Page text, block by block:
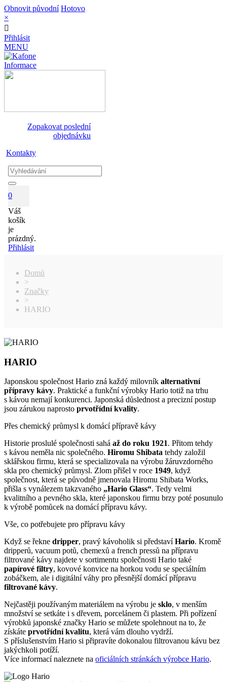
Obnovit původní Hotovo
×
Přihlásit
MENU
Informace
Zopakovat poslední
objednávku
Kontakty
0
Váš
košík
je
prázdný.
Přihlásit
Domů
>
Značky
>
HARIO
HARIO
Japonskou společnost Hario zná každý milovník alternativní
přípravy kávy. Praktické a funkční výrobky Hario totiž na trhu
s kávou nemají konkurenci. Japonská důslednost a precizní postup
jsou zárukou naprosto prvotřídní kvality.
Přes chemický průmysl k domácí přípravě kávy
Historie proslulé společnosti sahá až do roku 1921. Přitom tehdy
s kávou neměla nic společného. Hiromu Shibata tehdy založil
sklářskou firmu, která se specializovala na výrobu žáruvzdorného
skla pro chemický průmysl. Zlom přišel v roce 1949, když
společnost, která se původně jmenovala Hiromu Shibata Works,
přišla s vynálezem takzvaného „Hario Glass“. Tedy velmi
kvalitního a pevného skla, které japonskou firmu brzy poté posunulo
k výrobě pomůcek na domácí přípravu kávy.
Vše, co potřebujete pro přípravu kávy
Když se řekne dripper, pravý kávoholik si představíHario. Kromě
dripperů, vacuum potů, chemexů a french pressů na přípravu
filtrované kávy najdete v sortimentu společnosti Hario také
papírové filtry, kovové konvice na horkou vodu se speciálním
zobáčkem, ale i digitální váhy pro přesnější domácí přípravu
filtrované kávy.
Nejčastěji používaným materiálem na výrobu je sklo, v menším
množství se setkáte i s dřevem, porcelánem či plastem. Při pořízení
výrobků japonské značky Hario se můžete spolehnout na to, že
získáte prvotřídní kvalitu, která vám dlouho vydrží.
S příslušenstvím Hario si připravíte dokonalou filtrovanou kávu bez
jakýchkoli potíží.
Více informací naleznete na oficiálních stránkách výrobce Hario.